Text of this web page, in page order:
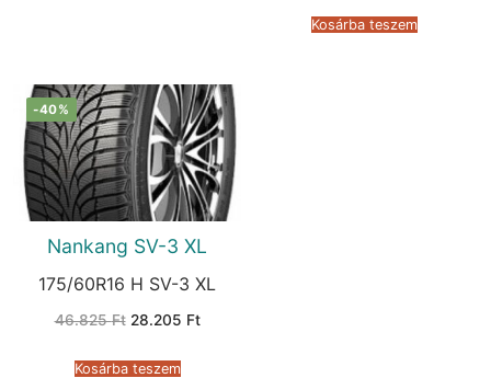
151.295 Ft.
Kosárba teszem
-40%
Nankang SV-3 XL
175/60R16 H SV-3 XL
46.825Ft Original
46.825 Ft.
28.205 FtCurrent
Kosárba teszem